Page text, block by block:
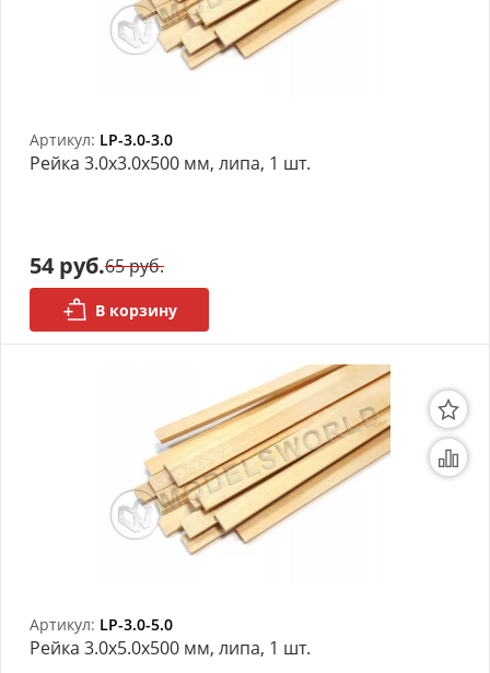
Артикул: LP-3.0-3.0
Рейка 3.0х3.0x500 мм, липа, 1 шт.
54 руб.65 руб.
В корзину
Артикул: LP-3.0-5.0
Рейка 3.0х5.0x500 мм, липа, 1 шт.